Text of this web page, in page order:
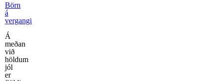
Börn
á
vergangi
Á
meðan
við
höldum
jól
er